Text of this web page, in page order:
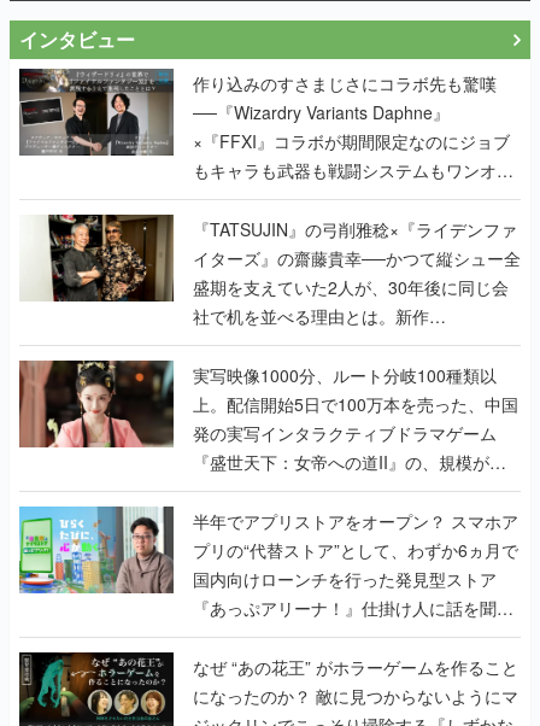
インタビュー
作り込みのすさまじさにコラボ先も驚嘆
──『Wizardry Variants Daphne』
×『FFXI』コラボが期間限定なのにジョブ
もキャラも武器も戦闘システムもワンオフ
で作り込まれた理由を両ディレクターに聞
く
『TATSUJIN』の弓削雅稔×『ライデンファ
イターズ』の齋藤貴幸──かつて縦シュー全
盛期を支えていた2人が、30年後に同じ会
社で机を並べる理由とは。新作
『TATSUJIN EXTREME』で初タッグを組
んだレジェンド2人に訊く開発秘話
実写映像1000分、ルート分岐100種類以
上。配信開始5日で100万本を売った、中国
発の実写インタラクティブドラマゲーム
『盛世天下：女帝への道II』の、規模が違
うこだわりをプロデューサーに聞いた
半年でアプリストアをオープン？ スマホア
プリの“代替ストア”として、わずか6ヵ月で
国内向けローンチを行った発見型ストア
『あっぷアリーナ！』仕掛け人に話を聞い
てみた
なぜ “あの花王” がホラーゲームを作ること
になったのか？ 敵に見つからないようにマ